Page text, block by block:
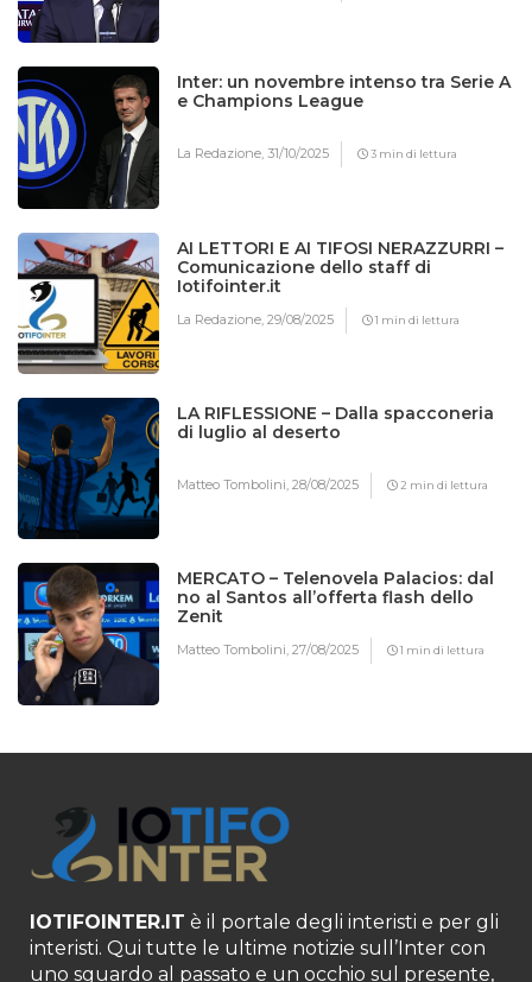
Inter: un novembre intenso tra Serie A
e Champions League
La Redazione,31/10/2025 3 min di lettura
AI LETTORI E AI TIFOSI NERAZZURRI –
Comunicazione dello staff di
Iotifointer.it
La Redazione,29/08/2025 1 min di lettura
LA RIFLESSIONE – Dalla spacconeria
di luglio al deserto
Matteo Tombolini,28/08/2025 2 min di lettura
MERCATO – Telenovela Palacios: dal
no al Santos all’offerta flash dello
Zenit
Matteo Tombolini,27/08/2025 1 min di lettura
IOTIFOINTER.IT è il portale degli interisti e per gli
interisti. Qui tutte le ultime notizie sull’Inter con
uno sguardo al passato e un occhio sul presente,